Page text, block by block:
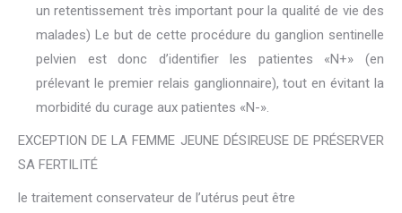
un retentissement très important pour la qualité de vie des
malades) Le but de cette procédure du ganglion sentinelle
pelvien est donc d’identifier les patientes «N+» (en
prélevant le premier relais ganglionnaire), tout en évitant la
morbidité du curage aux patientes «N-».
EXCEPTION DE LA FEMME JEUNE DÉSIREUSE DE PRÉSERVER
SA FERTILITÉ
le traitement conservateur de l’utérus peut être